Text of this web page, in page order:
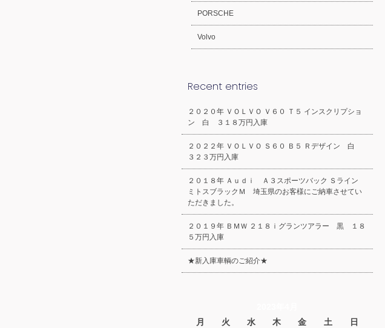
PORSCHE
Volvo
Recent entries
２０２０年 ＶＯＬＶＯ Ｖ６０ Ｔ５ インスクリプショ
ン 白 ３１８万円入庫
２０２２年 ＶＯＬＶＯ Ｓ６０ Ｂ５ Ｒデザイン 白
３２３万円入庫
２０１８年 Ａｕｄｉ Ａ３スポーツバック Ｓライン
ミトスブラックＭ 埼玉県のお客様にご納車させてい
ただきました。
２０１９年 ＢＭＷ ２１８ｉグランツアラー 黒 １８
５万円入庫
★新入庫車輌のご紹介★
月
火 水 木 金 土
日